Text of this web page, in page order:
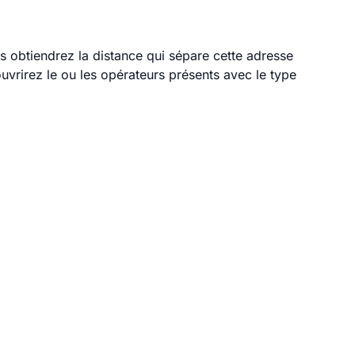
obtiendrez la distance qui sépare cette adresse
le ou les opérateurs présents avec le type